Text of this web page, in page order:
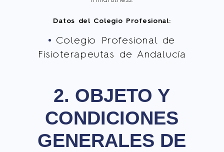
Datos del Colegio Profesional:
Colegio Profesional de
Fisioterapeutas de Andalucía
2. OBJETO Y
CONDICIONES
GENERALES DE